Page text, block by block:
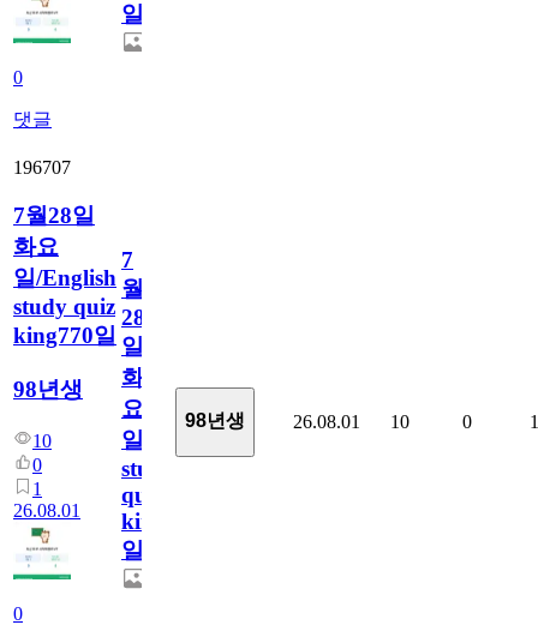
0
댓글
일
196707
7월28일
화요
일/English
study quiz
king770일
98년생
10
0
1
26.08.01
0
7
월
28
일
화
요
일/English
study
quiz
king770
일
98년생 26.08.01 10 0 1